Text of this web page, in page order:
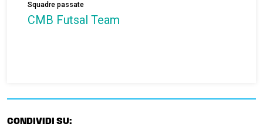
Squadre passate
CMB Futsal Team
CONDIVIDI SU: